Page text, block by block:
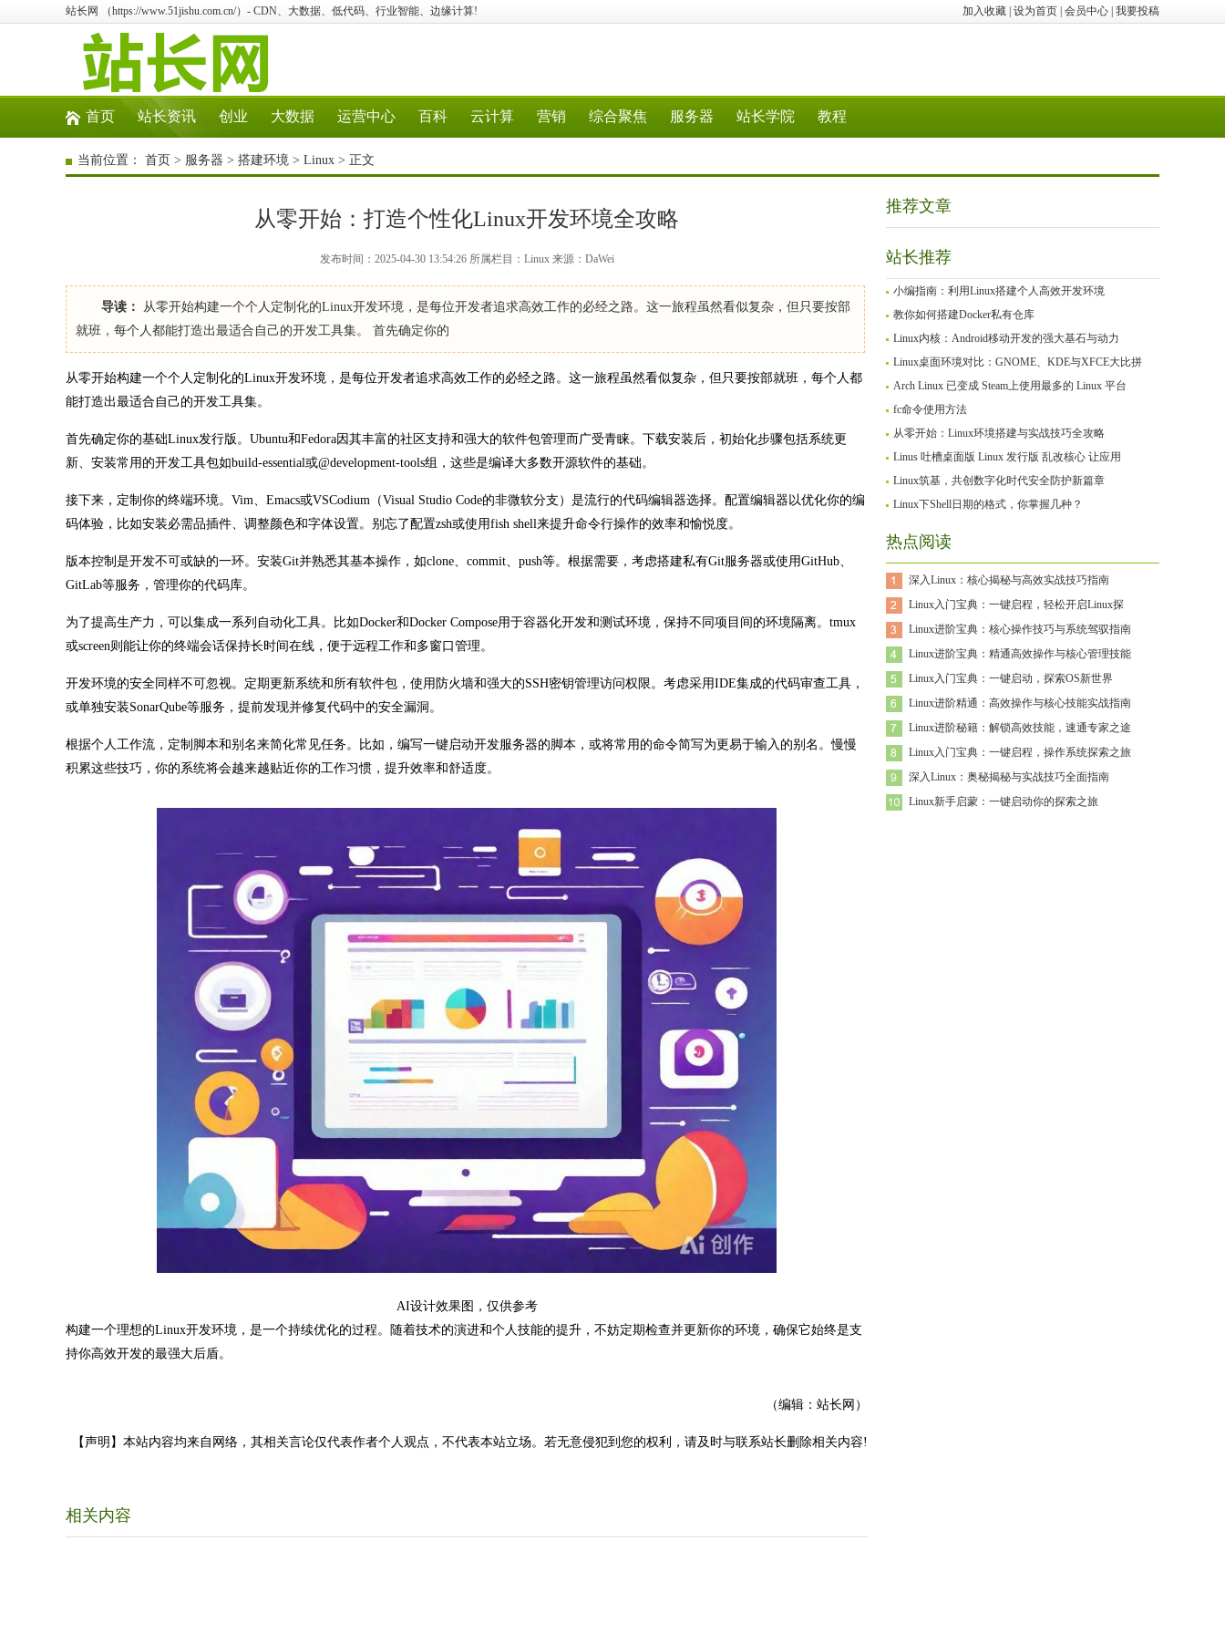
加入收藏 设为首页 会员中心 我要投稿
站长网 （https://www.51jishu.com.cn/）- CDN、大数据、低代码、行业智能、边缘计算!
首页 站长资讯 创业 大数据 运营中心 百科 云计算 营销 综合聚焦 服务器 站长学院 教程
当前位置： 首页 > 服务器 > 搭建环境 > Linux > 正文
从零开始：打造个性化Linux开发环境全攻略
发布时间：2025-04-30 13:54:26 所属栏目：Linux 来源：DaWei
导读：
从零开始构建一个个人定制化的Linux开发环境，是每位开发者追求高效工作的必经之路。这一旅程虽然看似复杂，但只要按部
就班，每个人都能打造出最适合自己的开发工具集。 首先确定你的
从零开始构建一个个人定制化的Linux开发环境，是每位开发者追求高效工作的必经之路。这一旅程虽然看似复杂，但只要按部就班，每个人都
能打造出最适合自己的开发工具集。
首先确定你的基础Linux发行版。Ubuntu和Fedora因其丰富的社区支持和强大的软件包管理而广受青睐。下载安装后，初始化步骤包括系统更
新、安装常用的开发工具包如build-essential或@development-tools组，这些是编译大多数开源软件的基础。
接下来，定制你的终端环境。Vim、Emacs或VSCodium（Visual Studio Code的非微软分支）是流行的代码编辑器选择。配置编辑器以优化你的编
码体验，比如安装必需品插件、调整颜色和字体设置。别忘了配置zsh或使用fish shell来提升命令行操作的效率和愉悦度。
版本控制是开发不可或缺的一环。安装Git并熟悉其基本操作，如clone、commit、push等。根据需要，考虑搭建私有Git服务器或使用GitHub、
GitLab等服务，管理你的代码库。
为了提高生产力，可以集成一系列自动化工具。比如Docker和Docker Compose用于容器化开发和测试环境，保持不同项目间的环境隔离。tmux
或screen则能让你的终端会话保持长时间在线，便于远程工作和多窗口管理。
开发环境的安全同样不可忽视。定期更新系统和所有软件包，使用防火墙和强大的SSH密钥管理访问权限。考虑采用IDE集成的代码审查工具，
或单独安装SonarQube等服务，提前发现并修复代码中的安全漏洞。
根据个人工作流，定制脚本和别名来简化常见任务。比如，编写一键启动开发服务器的脚本，或将常用的命令简写为更易于输入的别名。慢慢
积累这些技巧，你的系统将会越来越贴近你的工作习惯，提升效率和舒适度。
AI设计效果图，仅供参考
构建一个理想的Linux开发环境，是一个持续优化的过程。随着技术的演进和个人技能的提升，不妨定期检查并更新你的环境，确保它始终是支
持你高效开发的最强大后盾。
（编辑：站长网）
【声明】本站内容均来自网络，其相关言论仅代表作者个人观点，不代表本站立场。若无意侵犯到您的权利，请及时与联系站长删除相关内容!
相关内容
推荐文章
站长推荐
小编指南：利用Linux搭建个人高效开发环境
教你如何搭建Docker私有仓库
Linux内核：Android移动开发的强大基石与动力
Linux桌面环境对比：GNOME、KDE与XFCE大比拼
Arch Linux 已变成 Steam上使用最多的 Linux 平台
fc命令使用方法
从零开始：Linux环境搭建与实战技巧全攻略
Linus 吐槽桌面版 Linux 发行版 乱改核心 让应用
Linux筑基，共创数字化时代安全防护新篇章
Linux下Shell日期的格式，你掌握几种？
热点阅读
深入Linux：核心揭秘与高效实战技巧指南
Linux入门宝典：一键启程，轻松开启Linux探
Linux进阶宝典：核心操作技巧与系统驾驭指南
Linux进阶宝典：精通高效操作与核心管理技能
Linux入门宝典：一键启动，探索OS新世界
Linux进阶精通：高效操作与核心技能实战指南
Linux进阶秘籍：解锁高效技能，速通专家之途
Linux入门宝典：一键启程，操作系统探索之旅
深入Linux：奥秘揭秘与实战技巧全面指南
Linux新手启蒙：一键启动你的探索之旅